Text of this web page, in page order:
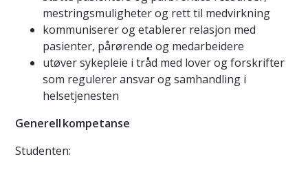
mestringsmuligheter og rett til medvirkning
kommuniserer og etablerer relasjon med
pasienter, pårørende og medarbeidere
utøver sykepleie i tråd med lover og forskrifter
som regulerer ansvar og samhandling i
helsetjenesten
Generell kompetanse
Studenten: